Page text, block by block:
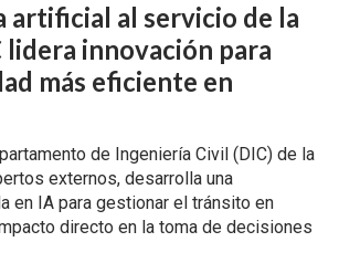
PREGRADO
POSTGRADO
EXTENSIÓN
Construcción y Geotecnia
artificial al servicio de la
lidera innovación para
más eficiente en
de Ingeniería Civil (DIC) de la
externos, desarrolla una
en IA para gestionar el tránsito en
directo en la toma de decisiones